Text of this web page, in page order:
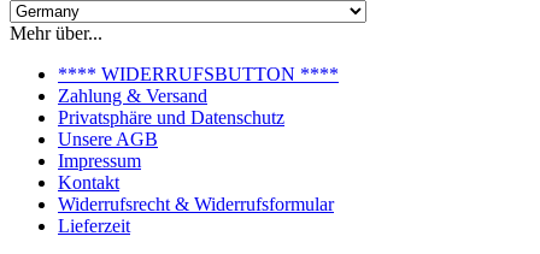
Mehr über...
**** WIDERRUFSBUTTON ****
Zahlung & Versand
Privatsphäre und Datenschutz
Unsere AGB
Impressum
Kontakt
Widerrufsrecht & Widerrufsformular
Lieferzeit